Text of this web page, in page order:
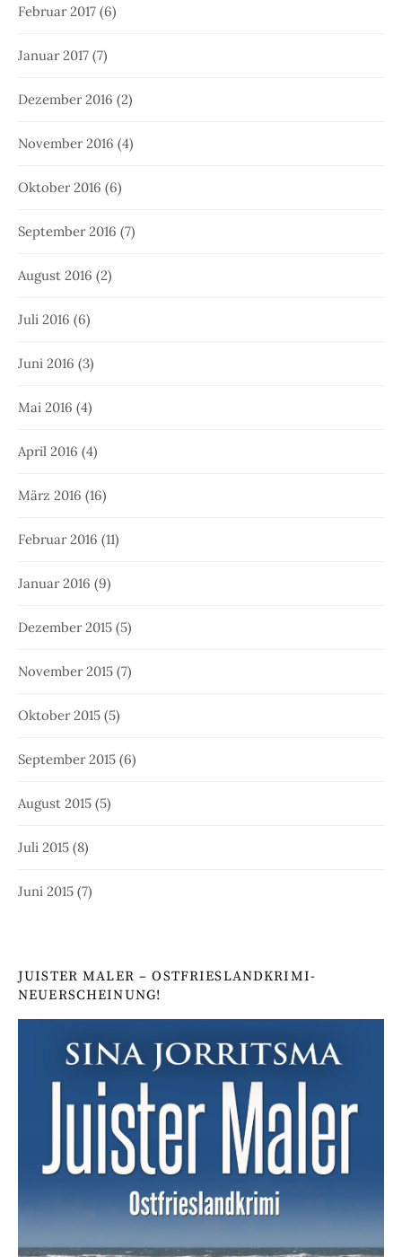
Februar 2017 (6)
Januar 2017 (7)
Dezember 2016 (2)
November 2016 (4)
Oktober 2016 (6)
September 2016 (7)
August 2016 (2)
Juli 2016 (6)
Juni 2016 (3)
Mai 2016 (4)
April 2016 (4)
März 2016 (16)
Februar 2016 (11)
Januar 2016 (9)
Dezember 2015 (5)
November 2015 (7)
Oktober 2015 (5)
September 2015 (6)
August 2015 (5)
Juli 2015 (8)
Juni 2015 (7)
JUISTER MALER – OSTFRIESLANDKRIMI-
NEUERSCHEINUNG!